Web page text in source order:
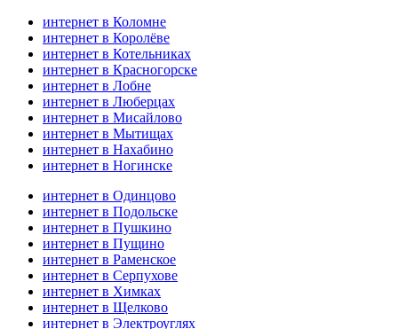
интернет в Коломне
интернет в Королёве
интернет в Котельниках
интернет в Красногорске
интернет в Лобне
интернет в Люберцах
интернет в Мисайлово
интернет в Мытищах
интернет в Нахабино
интернет в Ногинске
интернет в Одинцово
интернет в Подольске
интернет в Пушкино
интернет в Пущино
интернет в Раменское
интернет в Серпухове
интернет в Химках
интернет в Щелково
интернет в Электроуглях